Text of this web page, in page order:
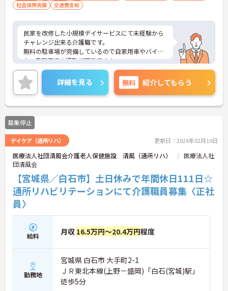
社会保険完備
交通費支給
民家を改修した小規模デイサービスにて未経験から
チャレンジ出来る介護職です。
無料の駐車場が完備しているので自家用車やバイ
ク、自転車での通勤が可能です！
ご興味ある方には、面接対策ポイントなど、さらに
詳細をお話しいたしますのでお気軽にご相談くださ
い！
詳細を見る 無料 紹介してもらう
募集停止
デイケア（通所リハ） 更新日：2026年02月10日
医療法人社団清風会介護老人保健施設 清風（通所リハ）
医療法人社
団清風会
【宮城県／白石市】土日休みで年間休日111日☆
通所リハビリテーションにて介護職員募集〈正社
員〉
給料 月収 16.5万円～20.4万円程度
勤務地
宮城県 白石市 大手町2-1
ＪＲ東北本線(上野－盛岡)「白石(宮城)駅」
徒歩5分